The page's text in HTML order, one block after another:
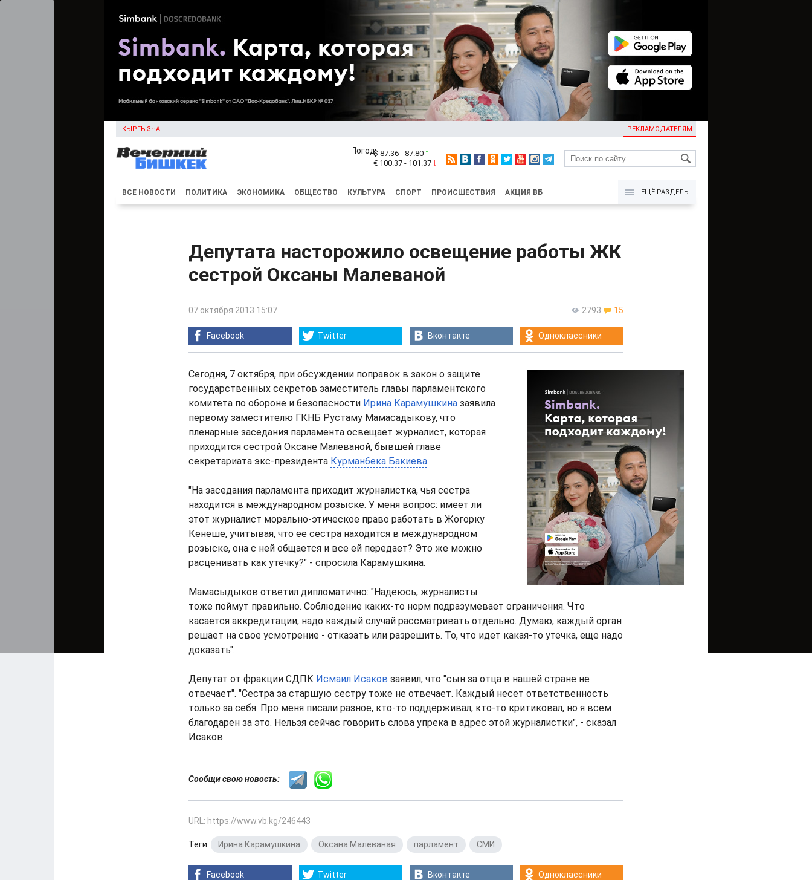
КЫРГЫЗЧА РЕКЛАМОДАТЕЛЯМ
KG
$ 87.36 - 87.80
€ 100.37 - 101.37
ВСЕ НОВОСТИ ПОЛИТИКА ЭКОНОМИКА ОБЩЕСТВО КУЛЬТУРА СПОРТ ПРОИСШЕСТВИЯ АКЦИЯ ВБ ЕЩЁ РАЗДЕЛЫ
Депутата насторожило освещение работы ЖК
сестрой Оксаны Малеваной
2793 15
07 октября 2013 15:07
Facebook Twitter Вконтакте Одноклассники
Сегодня, 7 октября, при обсуждении поправок в закон о защите
государственных секретов заместитель главы парламентского
комитета по обороне и безопасности Ирина Карамушкина заявила
первому заместителю ГКНБ Рустаму Мамасадыкову, что
пленарные заседания парламента освещает журналист, которая
приходится сестрой Оксане Малеваной, бывшей главе
секретариата экс-президента Курманбека Бакиева.
"На заседания парламента приходит журналистка, чья сестра
находится в международном розыске. У меня вопрос: имеет ли
этот журналист морально-этическое право работать в Жогорку
Кенеше, учитывая, что ее сестра находится в международном
розыске, она с ней общается и все ей передает? Это же можно
расценивать как утечку?" - спросила Карамушкина.
Мамасыдыков ответил дипломатично: "Надеюсь, журналисты
тоже поймут правильно. Соблюдение каких-то норм подразумевает ограничения. Что
касается аккредитации, надо каждый случай рассматривать отдельно. Думаю, каждый орган
решает на свое усмотрение - отказать или разрешить. То, что идет какая-то утечка, еще надо
доказать".
Депутат от фракции СДПК Исмаил Исаков заявил, что "сын за отца в нашей стране не
отвечает". "Сестра за старшую сестру тоже не отвечает. Каждый несет ответственность
только за себя. Про меня писали разное, кто-то поддерживал, кто-то критиковал, но я всем
благодарен за это. Нельзя сейчас говорить слова упрека в адрес этой журналистки", - сказал
Исаков.
Сообщи свою новость:
URL: https://www.vb.kg/246443
Теги: Ирина Карамушкина Оксана Малеваная парламент СМИ
Facebook Twitter Вконтакте Одноклассники